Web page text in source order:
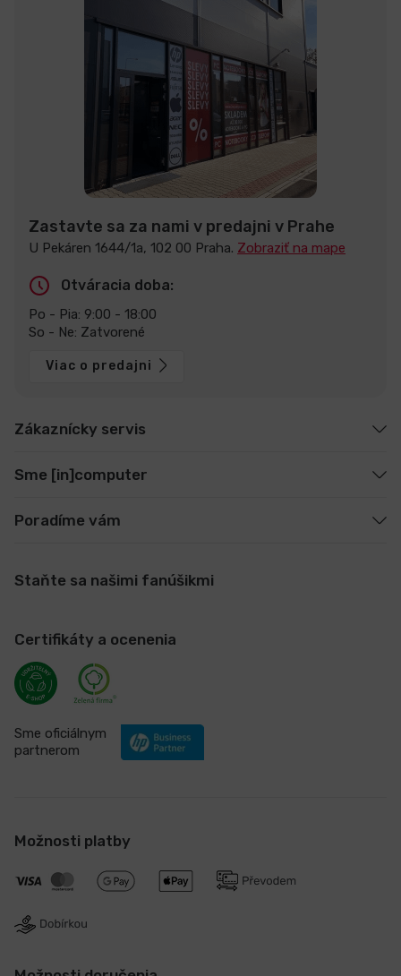
Zastavte sa za nami v predajni v Prahe
U Pekáren 1644/1a, 102 00 Praha. Zobraziť na mape
Otváracia doba:
Po - Pia: 9:00 - 18:00
So - Ne: Zatvorené
Viac o predajni
Zákaznícky servis
Sme [in]computer
Poradíme vám
Staňte sa našimi fanúšikmi
Certifikáty a ocenenia
Sme oficiálnym
partnerom
Možnosti platby